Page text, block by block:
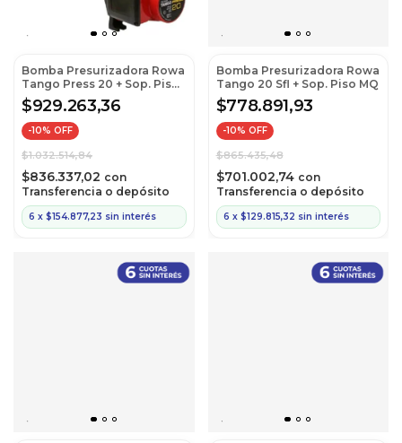
Bomba Presurizadora Rowa
Tango Press 20 + Sop. Piso
MQ
$929.263,36
-10% OFF
$1.032.514,84
$836.337,02 con
Transferencia o depósito
6 x $154.877,23 sin interés
Bomba Presurizadora Rowa
Tango 20 Sfl + Sop. Piso MQ
$778.891,93
-10% OFF
$865.435,48
$701.002,74 con
Transferencia o depósito
6 x $129.815,32 sin interés